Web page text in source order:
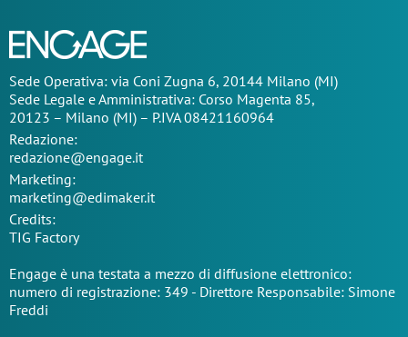
Sede Operativa: via Coni Zugna 6, 20144 Milano (MI)
Sede Legale e Amministrativa: Corso Magenta 85,
20123 – Milano (MI) – P.IVA 08421160964
Redazione:
redazione@engage.it
Marketing:
marketing@edimaker.it
Credits:
TIG Factory
Engage è una testata a mezzo di diffusione elettronico:
numero di registrazione: 349 - Direttore Responsabile: Simone
Freddi